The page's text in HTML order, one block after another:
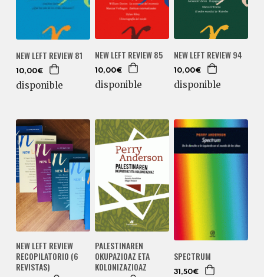
NEW LEFT REVIEW 81
10,00€
disponible
NEW LEFT REVIEW 85
10,00€
disponible
NEW LEFT REVIEW 94
10,00€
disponible
NEW LEFT REVIEW
RECOPILATORIO (6
REVISTAS)
PALESTINAREN
OKUPAZIOAZ ETA
KOLONIZAZIOAZ
SPECTRUM
31,50€